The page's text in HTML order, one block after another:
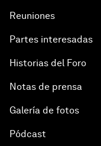
Reuniones
Partes interesadas
Historias del Foro
Notas de prensa
Galería de fotos
Pódcast